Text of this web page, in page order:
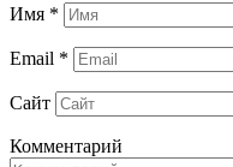
Имя *
Email *
Сайт
Комментарий